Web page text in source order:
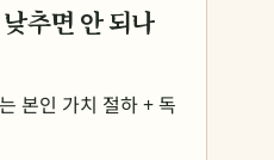
추면 안 되나
본인 가치 절하 + 독